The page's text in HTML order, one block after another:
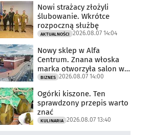
Nowi strażacy złożyli
ślubowanie. Wkrótce
rozpoczną służbę
AKTUALNOŚCI 2026.08.07 14:04
Nowy sklep w Alfa
Centrum. Znana włoska
marka otworzyła salon w
Białymstoku
BIZNES 2026.08.07 14:00
Ogórki kiszone. Ten
sprawdzony przepis warto
znać
KULINARIA 2026.08.07 13:40